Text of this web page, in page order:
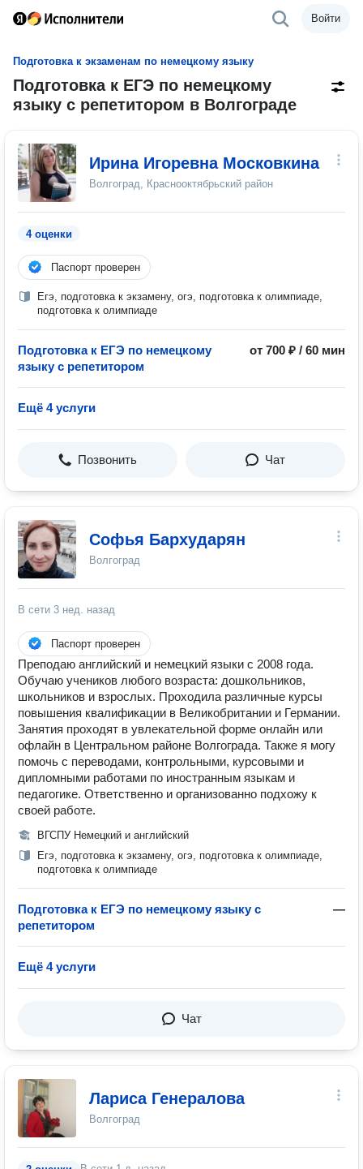
Войти
Подготовка к экзаменам по немецкому языку
Подготовка к ЕГЭ по немецкому
языку с репетитором в Волгограде
Ирина Игоревна Московкина
Волгоград, Краснооктябрьский район
4 оценки
Паспорт проверен
Егэ, подготовка к экзамену, огэ, подготовка к олимпиаде,
подготовка к олимпиаде
Подготовка к ЕГЭ по немецкому
языку с репетитором
от 700 ₽ / 60 мин
Ещё 4 услуги
Позвонить Чат
Cофья Бархударян
Волгоград
В сети 3 нед. назад
Паспорт проверен
Преподаю английский и немецкий языки с 2008 года.
Обучаю учеников любого возраста: дошкольников,
школьников и взрослых. Проходила различные курсы
повышения квалификации в Великобритании и Германии.
Занятия проходят в увлекательной форме онлайн или
офлайн в Центральном районе Волгограда. Также я могу
помочь с переводами, контрольными, курсовыми и
дипломными работами по иностранным языкам и
педагогике. Ответственно и организованно подхожу к
своей работе.
ВГСПУ Немецкий и английский
Егэ, подготовка к экзамену, огэ, подготовка к олимпиаде,
подготовка к олимпиаде
Подготовка к ЕГЭ по немецкому языку с
репетитором
—
Ещё 4 услуги
Чат
Лариса Генералова
Волгоград